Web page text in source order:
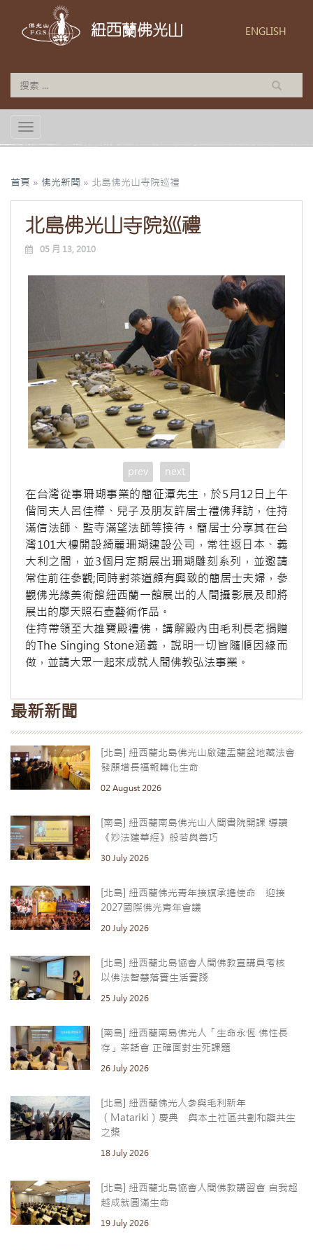
紐西蘭佛光山 ENGLISH
TOGGLE NAVIGATION
首頁 » 佛光新聞 » 北島佛光山寺院巡禮
北島佛光山寺院巡禮
05 月 13, 2010
prev next
在台灣從事珊瑚事業的簡征潭先生，於5月12日上午
偕同夫人呂佳樺、兒子及朋友許居士禮佛拜訪，住持
滿信法師、監寺滿望法師等接待。簡居士分享其在台
灣101大樓開設綺麗珊瑚建設公司，常往返日本、義
大利之間，並3個月定期展出珊瑚雕刻系列，並邀請
常住前往參觀;同時對茶道頗有興致的簡居士夫婦，參
觀佛光緣美術館紐西蘭一館展出的人間攝影展及即將
展出的廖天照石壺藝術作品。
住持帶領至大雄寶殿禮佛，講解殿內由毛利長老捐贈
的The Singing Stone涵義，說明一切皆隨順因緣而
做，並請大眾一起來成就人間佛教弘法事業。
最新新聞
[北島] 紐西蘭北島佛光山啟建盂蘭盆地藏法會
發願增長福報轉化生命
02 August 2026
[南島] 紐西蘭南島佛光山人間書院開課 導讀
《妙法蓮華經》般若與善巧
30 July 2026
[北島] 紐西蘭佛光青年接旗承擔使命 迎接
2027國際佛光青年會議
20 July 2026
[北島] 紐西蘭北島協會人間佛教宣講員考核
以佛法智慧落實生活實踐
25 July 2026
[南島] 紐西蘭南島佛光人「生命永恆 佛性長
存」茶話會 正確面對生死課題
26 July 2026
[北島] 紐西蘭佛光人參與毛利新年
（Matariki）慶典 與本土社區共劃和諧共生
之槳
18 July 2026
[北島] 紐西蘭北島協會人間佛教講習會 自我超
越成就圓滿生命
19 July 2026